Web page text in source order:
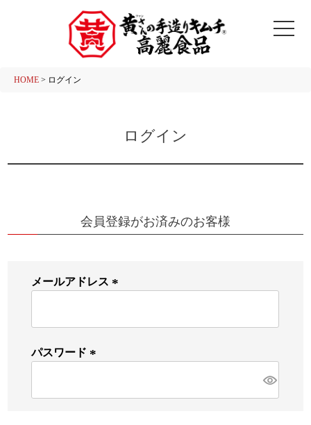
HOME ログイン
ログイン
会員登録がお済みのお客様
メールアドレス
パスワード